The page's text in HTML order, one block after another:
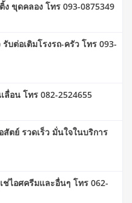
ขุดคลอง โทร 093-0875349
บต่อเติมโรงรถ-ครัว โทร 093-
ลื่อน โทร 082-2524655
ตย์ รวดเร็ว มั่นใจในบริการ
ช่ไอศครีมและอื่นๆ โทร 062-